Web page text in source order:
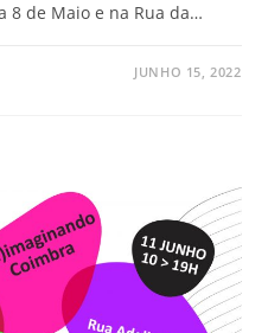
8 de Maio e na Rua da…
JUNHO 15, 2022